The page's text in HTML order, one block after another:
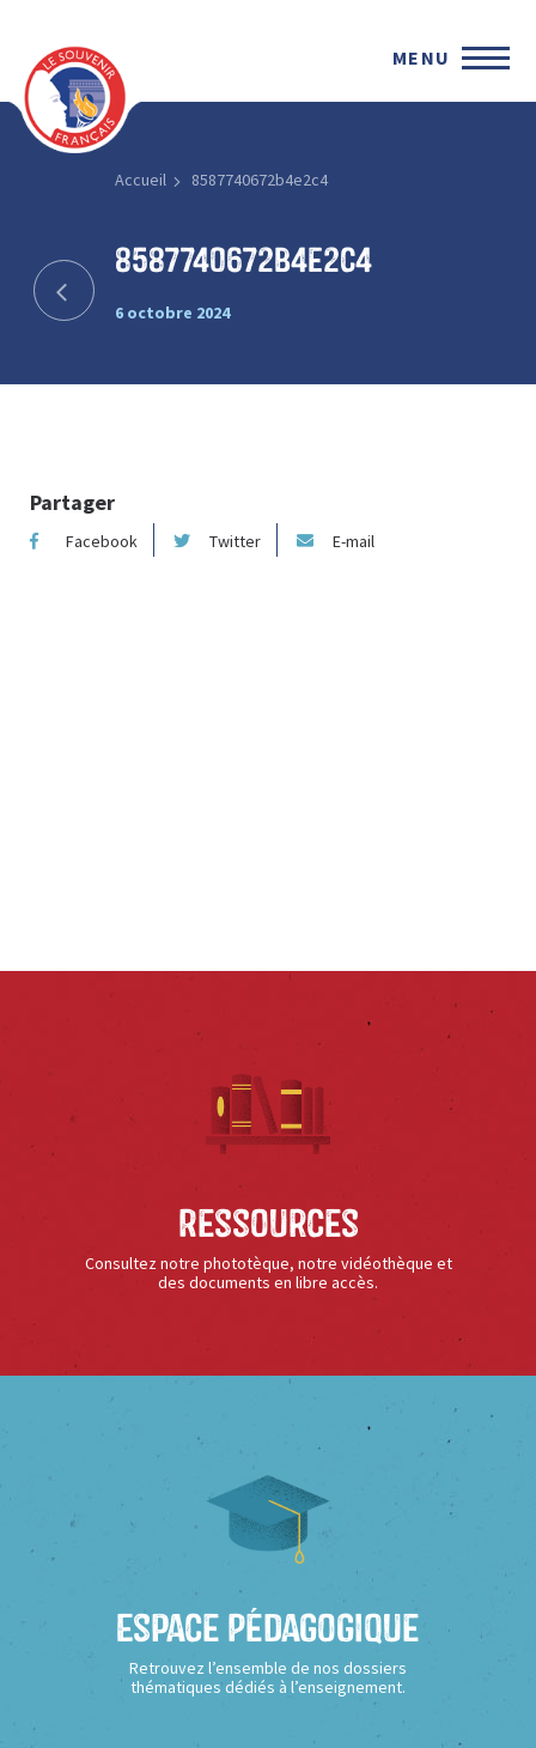
MENU
Accueil 8587740672b4e2c4
8587740672b4e2c4
6 octobre 2024
Partager
Facebook Twitter E-mail
Ressources
Consultez notre phototèque, notre vidéothèque et
des documents en libre accès.
Espace Pédagogique
Retrouvez l’ensemble de nos dossiers
thématiques dédiés à l’enseignement.